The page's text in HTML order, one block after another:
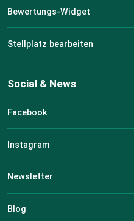
Bewertungs-Widget
Stellplatz bearbeiten
Social & News
Facebook
Instagram
Newsletter
Blog